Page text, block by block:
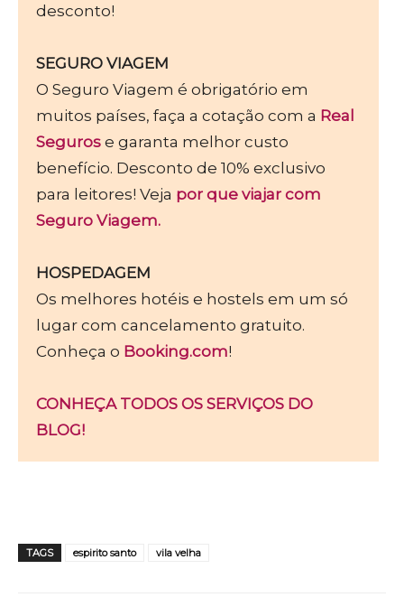
desconto!
SEGURO VIAGEM
O Seguro Viagem é obrigatório em
muitos países, faça a cotação com a Real
Seguros e garanta melhor custo
benefício. Desconto de 10% exclusivo
para leitores! Veja por que viajar com
Seguro Viagem.
HOSPEDAGEM
Os melhores hotéis e hostels em um só
lugar com cancelamento gratuito.
Conheça o Booking.com!
CONHEÇA TODOS OS SERVIÇOS DO
BLOG!
TAGS espirito santo vila velha